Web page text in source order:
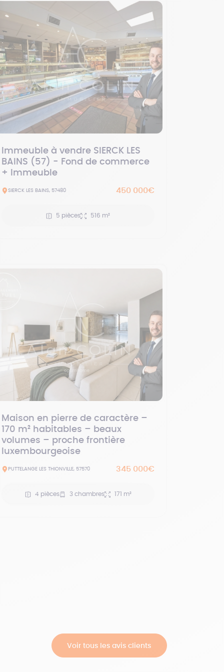
Immeuble à vendre SIERCK LES
BAINS (57) - Fond de commerce
+ Immeuble
SIERCK LES BAINS, 57480 450 000€
5 pièces 516 m²
Maison en pierre de caractère –
170 m² habitables – beaux
volumes – proche frontière
luxembourgeoise
PUTTELANGE LES THIONVILLE, 57570 345 000€
4 pièces 3 chambres 171 m²
Voir tous les avis clients